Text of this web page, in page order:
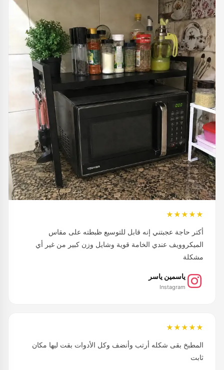
★★★★★
أكتر حاجة عجبتني إنه قابل للتوسيع ظبطته على مقاس
الميكروويف عندي الخامة قوية وشايل وزن كبير من غير أي
مشكلة
ياسمين ياسر
Instagram
★★★★★
المطبخ بقى شكله أرتب وأنضف وكل الأدوات بقت ليها مكان
ثابت